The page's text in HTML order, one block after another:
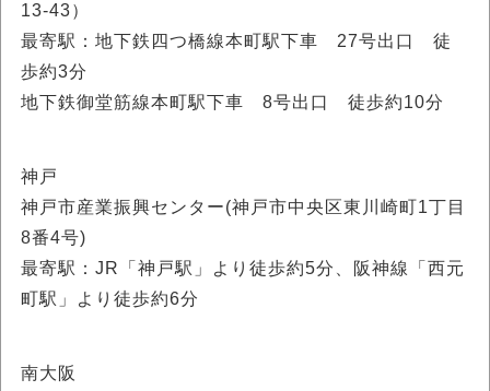
13-43）
最寄駅：地下鉄四つ橋線本町駅下車 27号出口 徒
歩約3分
地下鉄御堂筋線本町駅下車 8号出口 徒歩約10分
神戸
神戸市産業振興センター(神戸市中央区東川崎町1丁目
8番4号)
最寄駅：JR「神戸駅」より徒歩約5分、阪神線「西元
町駅」より徒歩約6分
南大阪